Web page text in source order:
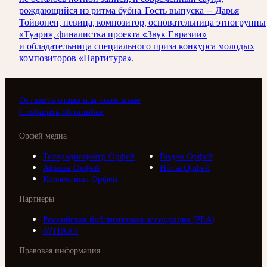
рождающийся из ритма бубна. Гость выпуска — Дарья
Тойвонен, певица, композитор, основательница этногруппы
«Туари», финалистка проекта «Звук Евразии»
и обладательница специального приза конкурса молодых
композиторов «Партитура».
Оставить отзыв или пожелание
Сообщить об ошибке
Орфей медиа
Телерадиоцентр Орфей
Видео Орфей
Афиша Орфей
Ноты Орфей
Коллективы Орфей
Партнеры
Российская библиотечная ассоциация (РБА)
///ТРАКТ
Правовая информация